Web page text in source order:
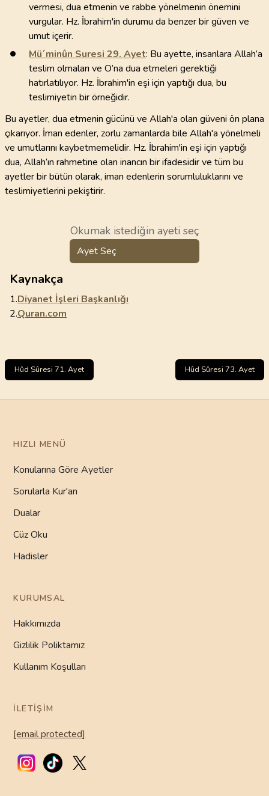
vermesi, dua etmenin ve rabbe yönelmenin önemini
vurgular. Hz. İbrahim'in durumu da benzer bir güven ve
umut içerir.
Mü´minûn Suresi 29. Ayet: Bu ayette, insanlara Allah’a
teslim olmaları ve O’na dua etmeleri gerektiği
hatırlatılıyor. Hz. İbrahim'in eşi için yaptığı dua, bu
teslimiyetin bir örneğidir.
Bu ayetler, dua etmenin gücünü ve Allah'a olan güveni ön plana
çıkarıyor. İman edenler, zorlu zamanlarda bile Allah'a yönelmeli
ve umutlarını kaybetmemelidir. Hz. İbrahim'in eşi için yaptığı
dua, Allah’ın rahmetine olan inancın bir ifadesidir ve tüm bu
ayetler bir bütün olarak, iman edenlerin sorumluluklarını ve
teslimiyetlerini pekiştirir.
Okumak istediğin ayeti seç
Ayet Seç
Kaynakça
1.Diyanet İşleri Başkanlığı
2.Quran.com
Hûd Sûresi 71. Ayet Hûd Sûresi 73. Ayet
HIZLI MENÜ
Konularına Göre Ayetler
Sorularla Kur'an
Dualar
Cüz Oku
Hadisler
KURUMSAL
Hakkımızda
Gizlilik Poliktamız
Kullanım Koşulları
İLETIŞIM
[email protected]